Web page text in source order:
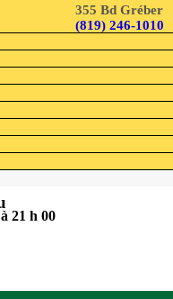
355 Bd Gréber
(819) 246-1010
21 h 00